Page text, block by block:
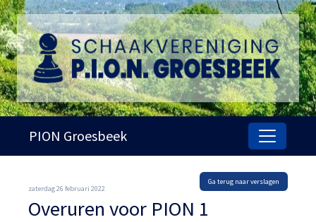
PION Groesbeek
Ga terug naar verslagen
zaterdag 26 februari 2022
Overuren voor PION 1